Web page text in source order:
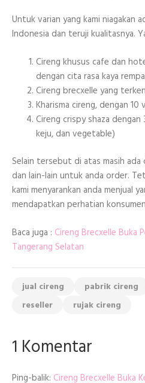
Untuk varian yang kami niagakan
Indonesia dan teruji kualitasnya.
Cireng khusus cafe dan
dengan cita rasa kaya
Cireng brecxelle yang
Kharisma cireng, dengan 10
Cireng crispy shaza
keju, dan vegetable)
Selain tersebut di atas masih ada
dan lain-lain untuk anda order.
kami menyarankan anda menjual
mendapatkan perhatian
Baca juga : Cireng Brecxelle Buka
Tangerang Selatan
jual cireng pabrik cireng
reseller
rujak cireng
1 Komentar
Ping-balik: Cireng Brecxelle Buka